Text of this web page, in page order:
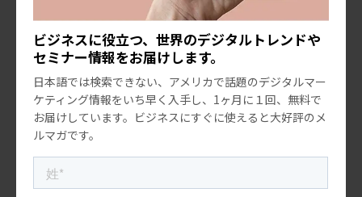
ビジネスに役立つ、世界のデジタルトレンドや
セミナー情報をお届けします。
日本語では検索できない、アメリカで話題のデジタルマー
ケティング情報をいち早く入手し、1ヶ月に１回、無料で
お届けしています。ビジネスにすぐに使えると大好評のメ
ルマガです。
シナモン、ナッツ、チョコレートといった米国で親しま
れている秋冬フレーバーに、ほうじ茶、黒ごま、味噌、
醤油、柚子、梅などの日本的な要素を組み合わせること
で、親しみやすさと新しさの両方を出すことができま
す。
3つ目は、単なる季節限定味ではなく、体験として設計
することです。米国消費者は、季節限定商品を通じて